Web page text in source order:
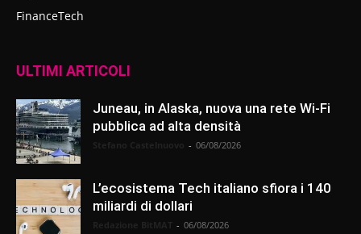
FinanceTech
ULTIMI ARTICOLI
Juneau, in Alaska, nuova una rete Wi-Fi
pubblica ad alta densità
- 06/08/2026
L’ecosistema Tech italiano sfiora i 140
miliardi di dollari
- 06/08/2026